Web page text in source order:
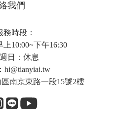
我們
務時段：
10:00~下午16:30
日：休息
hi@tianyiai.tw
南京東路一段15號2樓